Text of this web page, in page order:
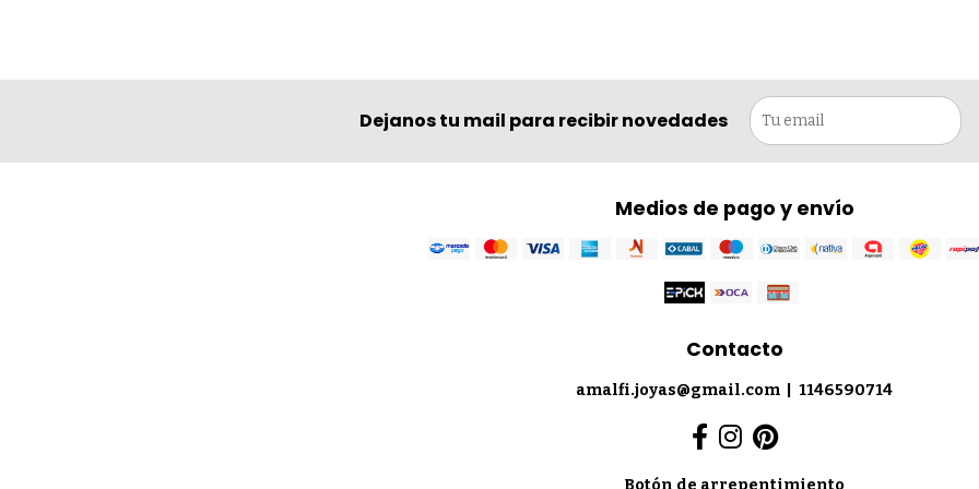
Dejanos tu mail para recibir novedades
Medios de pago y envío
Contacto
amalfi.joyas@gmail.com 1146590714
Botón de arrepentimiento